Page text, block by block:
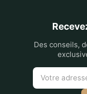
Des conseils,